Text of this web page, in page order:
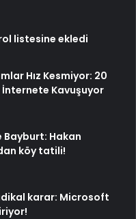
listesine ekledi
Hız Kesmiyor: 20
İnternete Kavuşuyor
Bayburt: Hakan
köy tatili!
karar: Microsoft